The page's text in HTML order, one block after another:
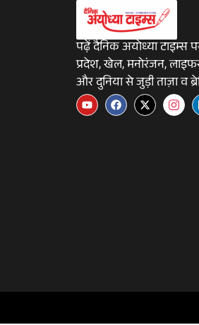
पढ़ें दैनिक अयोध्या टाइम्स पर
प्रदेश, खेल, मनोरंजन,
और दुनिया से जुड़ी ताज़ा व